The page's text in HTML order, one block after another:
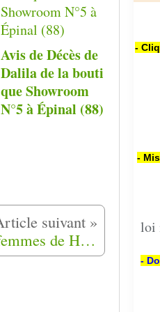
Avis de Décès de
Dalila de la bouti
que Showroom
N°5 à Épinal (88)
Hommage aux femmes de Harkis, à nos mamans.
-
-
loi
-